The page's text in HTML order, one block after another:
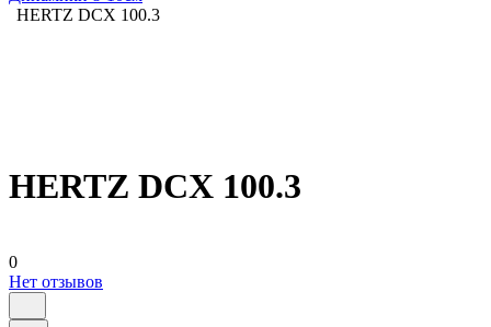
HERTZ DCX 100.3
HERTZ DCX 100.3
0
Нет отзывов